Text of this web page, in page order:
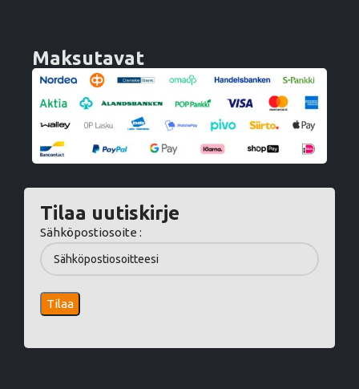
Maksutavat
Tilaa uutiskirje
Sähköpostiosoite :